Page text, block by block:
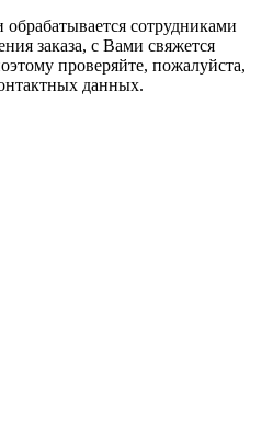
сотрудниками
заказа, с Вами свяжется
проверяйте, пожалуйста,
данных.